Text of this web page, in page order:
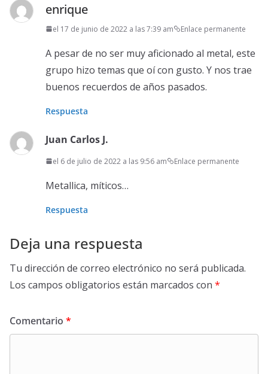
enrique
el 17 de junio de 2022 a las 7:39 am Enlace permanente
A pesar de no ser muy aficionado al metal, este
grupo hizo temas que oí con gusto. Y nos trae
buenos recuerdos de años pasados.
Respuesta
Juan Carlos J.
el 6 de julio de 2022 a las 9:56 am Enlace permanente
Metallica, míticos…
Respuesta
Deja una respuesta
Tu dirección de correo electrónico no será publicada.
Los campos obligatorios están marcados con *
Comentario *